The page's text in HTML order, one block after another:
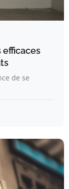
efficaces
de se